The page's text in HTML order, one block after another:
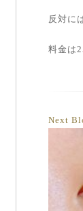
反対に
料金は
Next